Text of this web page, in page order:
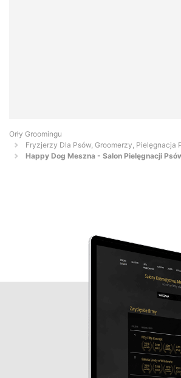
Orły Groomingu
Fryzjerzy Dla Psów, Groomerzy, Pielęgnacja
Happy Dog Meszna - Salon Pielęgnacji